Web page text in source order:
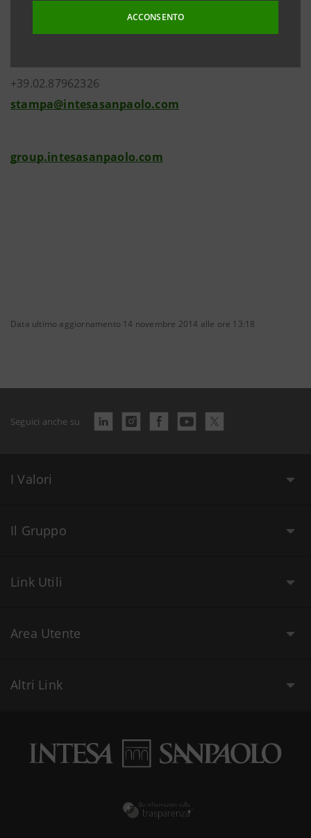
ACCONSENTO
investor.relations@intesasanpaolo.com
+39.02.87962326
stampa@intesasanpaolo.com
group.intesasanpaolo.com
Data ultimo aggiornamento 14 novembre 2014 alle ore 13:18
Seguici anche su
I Valori
Il Gruppo
Link Utili
Area Utente
Altri Link